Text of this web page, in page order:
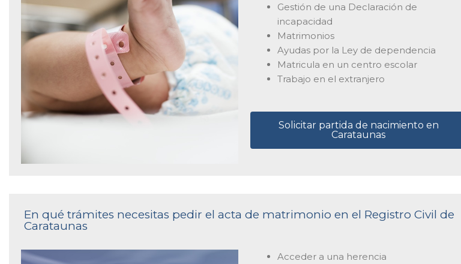
Gestión de una Declaración de
incapacidad
Matrimonios
Ayudas por la Ley de dependencia
Matricula en un centro escolar
Trabajo en el extranjero
Solicitar partida de nacimiento en
Carataunas
En qué trámites necesitas pedir el acta de matrimonio en el Registro Civil de
Carataunas
Acceder a una herencia